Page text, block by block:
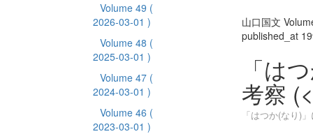
Volume 49 (
2026-03-01 )
Volume 48 (
2025-03-01 )
Volume 47 (
2024-03-01 )
Volume 46 (
2023-03-01 )
山口国文
published_at
「は
考察
「はつか(なり)